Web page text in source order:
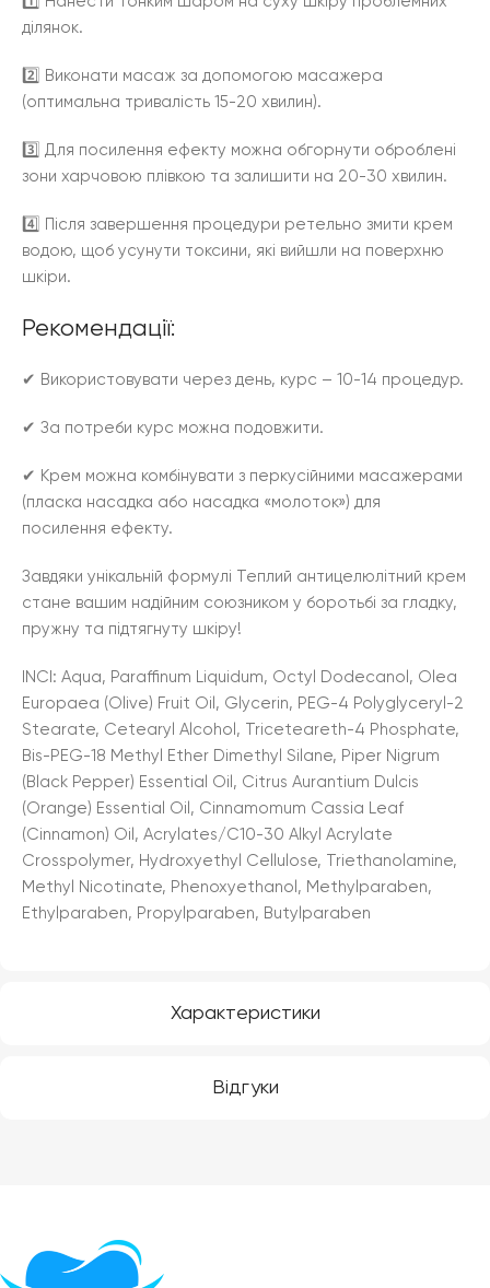
Характеристики
Відгуки
ділянок.
2️⃣ Виконати масаж за допомогою масажера
(оптимальна тривалість 15-20 хвилин).
3️⃣ Для посилення ефекту можна обгорнути оброблені
зони харчовою плівкою та залишити на 20-30 хвилин.
4️⃣ Після завершення процедури ретельно змити крем
водою, щоб усунути токсини, які вийшли на поверхню
шкіри.
Рекомендації:
✔ Використовувати через день, курс – 10-14 процедур.
✔ За потреби курс можна подовжити.
✔ Крем можна комбінувати з перкусійними масажерами
(пласка насадка або насадка «молоток») для
посилення ефекту.
Завдяки унікальній формулі Теплий антицелюлітний крем
стане вашим надійним союзником у боротьбі за гладку,
пружну та підтягнуту шкіру!
INCI: Aqua, Paraffinum Liquidum, Octyl Dodecanol, Olea
Europaea (Olive) Fruit Oil, Glycerin, PEG-4 Polyglyceryl-2
Stearate, Cetearyl Alcohol, Triceteareth-4 Phosphate,
Bis-PEG-18 Methyl Ether Dimethyl Silane, Piper Nigrum
(Black Pepper) Essential Oil, Citrus Aurantium Dulcis
(Orange) Essential Oil, Cinnamomum Cassia Leaf
(Cinnamon) Oil, Acrylates/C10-30 Alkyl Acrylate
Crosspolymer, Hydroxyethyl Cellulose, Triethanolamine,
Methyl Nicotinate, Phenoxyethanol, Methylparaben,
Ethylparaben, Propylparaben, Butylparaben